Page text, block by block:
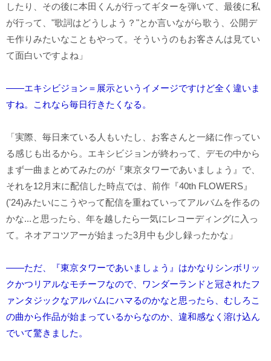
したり、その後に本田くんが行ってギターを弾いて、最後に私
が行って、"歌詞はどうしよう？"とか言いながら歌う、公開デ
モ作りみたいなこともやって。そういうのもお客さんは見てい
て面白いですよね」
――エキシビジョン＝展示というイメージですけど全く違いま
すね。これなら毎日行きたくなる。
「実際、毎日来ている人もいたし、お客さんと一緒に作ってい
る感じも出るから。エキシビジョンが終わって、デモの中から
まず一曲まとめてみたのが『東京タワーであいましょう』で、
それを12月末に配信した時点では、前作『40th FLOWERS』
('24)みたいにこうやって配信を重ねていってアルバムを作るの
かな...と思ったら、年を越したら一気にレコーディングに入っ
て。ネオアコツアーが始まった3月中も少し録ったかな」
――ただ、『東京タワーであいましょう』はかなりシンボリッ
クかつリアルなモチーフなので、ワンダーランドと冠されたフ
ァンタジックなアルバムにハマるのかなと思ったら、むしろこ
の曲から作品が始まっているからなのか、違和感なく溶け込ん
でいて驚きました。